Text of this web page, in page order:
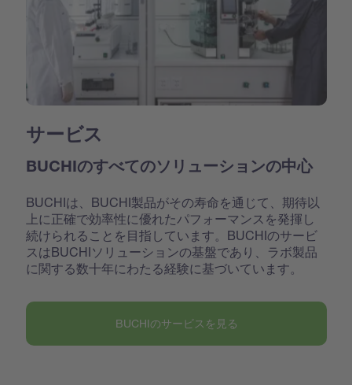
サービス
BUCHIのすべてのソリューションの中心
BUCHIは、BUCHI製品がその寿命を通じて、期待以
上に正確で効率性に優れたパフォーマンスを発揮し
続けられることを目指しています。BUCHIのサービ
スはBUCHIソリューションの基盤であり、ラボ製品
に関する数十年にわたる経験に基づいています。
BUCHIのサービスを見る